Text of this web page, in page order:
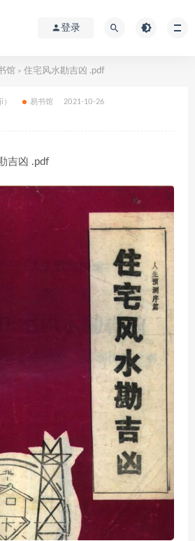
登录
馆 > 住宅风水勘吉凶 .pdf
易书馆 2021-10-26
吉凶 .pdf